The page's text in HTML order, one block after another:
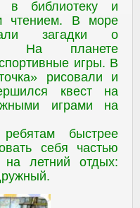
в библиотеку и
чтением. В море
загадки о
На планете
игры. В
рисовали и
квест на
играми на
быстрее
себя частью
на летний отдых: